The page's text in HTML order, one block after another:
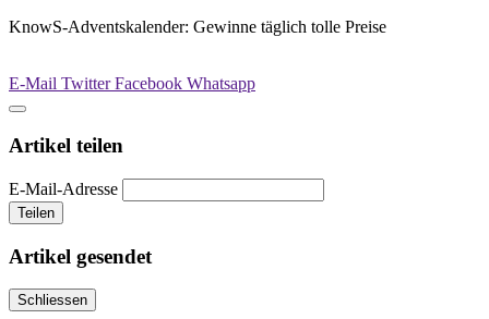
KnowS-Adventskalender: Gewinne täglich tolle Preise
E-Mail TwitterFacebook Whatsapp
Artikel teilen
E-Mail-Adresse
Teilen
Artikel gesendet
Schliessen